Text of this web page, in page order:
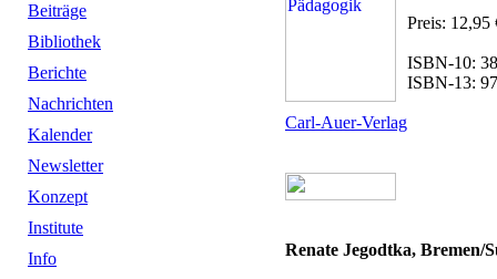
Beiträge
Bibliothek
Berichte
Nachrichten
Kalender
Newsletter
Konzept
Institute
Info
Preis: 12,95
ISBN-10:
ISBN-13:
Carl-Auer-Verlag
Renate Jegodtka, Bremen/